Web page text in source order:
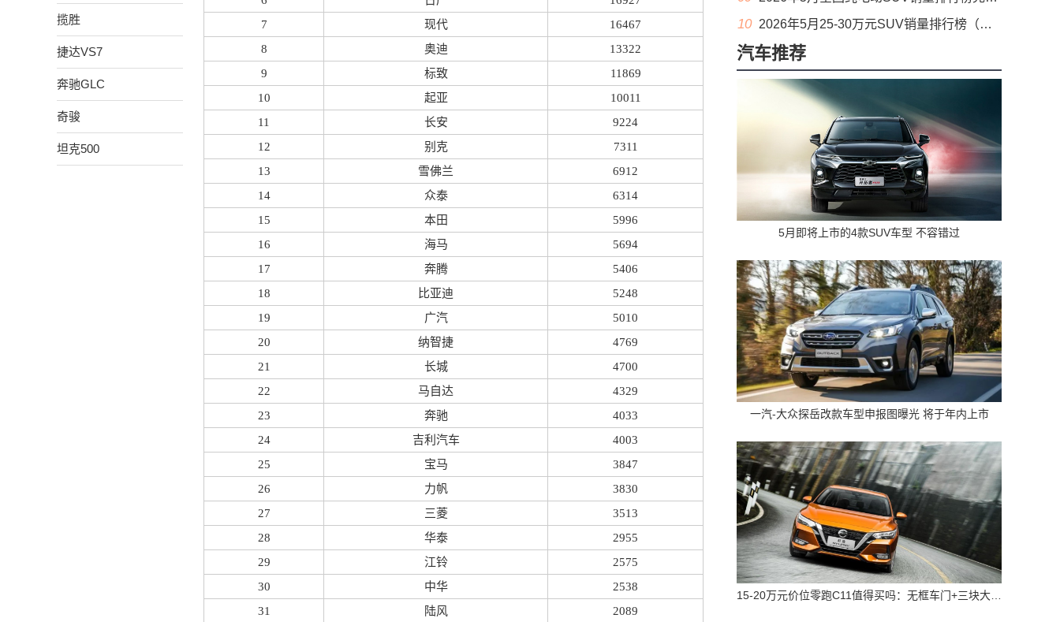
揽胜
捷达VS7
奔驰GLC
奇骏
坦克500
7
现代
16467
8
奥迪
13322
9
标致
11869
10
起亚
10011
11
长安
9224
12
别克
7311
13
雪佛兰
6912
14
众泰
6314
15
本田
5996
16
海马
5694
17
奔腾
5406
18
比亚迪
5248
19
广汽
5010
20
纳智捷
4769
21
长城
4700
22
马自达
4329
23
奔驰
4033
24
吉利汽车
4003
25
宝马
3847
26
力帆
3830
27
三菱
3513
28
华泰
2955
29
江铃
2575
30
中华
2538
31
陆风 2089
10 2026年5月25-30万元SUV销量排行榜（零售量）
汽车推荐
5月即将上市的4款SUV车型 不容错过
一汽-大众探岳改款车型申报图曝光 将于年内上市